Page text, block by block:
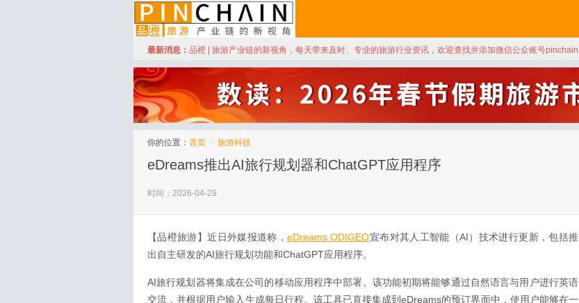
品橙旅游
最新消息： 品橙 | 旅游产业链的新视角，每天带来及时、专业的旅游行业资讯，欢迎查找并添加微信公众账号pinchain
你的位置： 首页 > 旅游科技
eDreams推出AI旅行规划器和ChatGPT应用程序
时间：2026-04-29
【品橙旅游】近日外媒报道称，eDreams ODIGEO宣布对其人工智能（AI）技术进行更新，包括推
出自主研发的AI旅行规划功能和ChatGPT应用程序。
AI旅行规划器将集成在公司的移动应用程序中部署。该功能初期将能够通过自然语言与用户进行英语
交流，并根据用户输入生成每日行程。该工具已直接集成到eDreams的预订界面中，使用户能够在一